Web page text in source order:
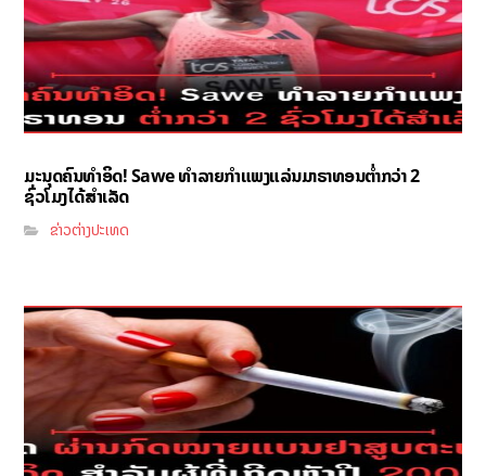
ມະນຸດຄົນທຳອິດ! Sawe ທຳລາຍກຳແພງແລ່ນມາຣາທອນຕ່ຳກວ່າ 2
ຊົ່ວໂມງໄດ້ສຳເລັດ
ຂ່າວຕ່າງປະເທດ